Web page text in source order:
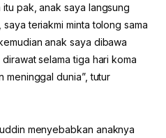
pak, anak saya langsung
teriakmi minta tolong sama
anak saya dibawa
selama tiga hari koma
meninggal dunia”, tutur
menyebabkan anaknya